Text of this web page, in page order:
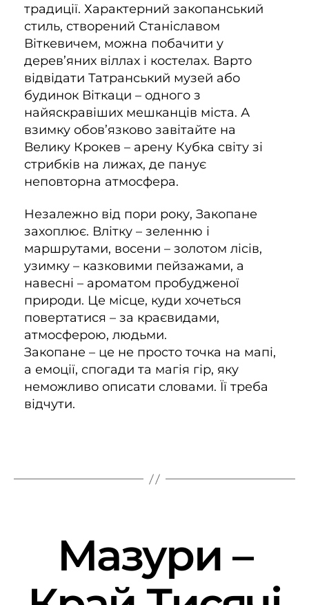
традиції. Характерний закопанський
стиль, створений Станіславом
Віткевичем, можна побачити у
дерев’яних віллах і костелах. Варто
відвідати Татранський музей або
будинок Віткаци – одного з
найяскравіших мешканців міста. А
взимку обов’язково завітайте на
Велику Крокев – арену Кубка світу зі
стрибків на лижах, де панує
неповторна атмосфера.
Незалежно від пори року, Закопане
захоплює. Влітку – зеленню і
маршрутами, восени – золотом лісів,
узимку – казковими пейзажами, а
навесні – ароматом пробудженої
природи. Це місце, куди хочеться
повертатися – за краєвидами,
атмосферою, людьми.
Закопане – це не просто точка на мапі,
а емоції, спогади та магія гір, яку
неможливо описати словами. Її треба
відчути.
Мазури –